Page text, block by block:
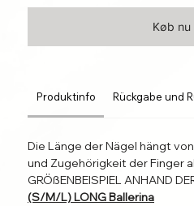
Køb nu
Produktinfo Rückgabe und
Die Länge der Nägel hängt
und Zugehörigkeit der Finger
GRÖßENBEISPIEL ANHAND
(S/M/L) LONG Ballerina